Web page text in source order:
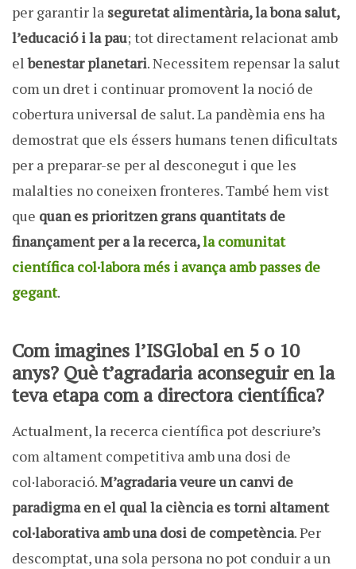
per garantir la seguretat alimentària, la bona salut,
l’educació i la pau; tot directament relacionat amb
elbenestar planetari. Necessitem repensar la salut
com un dret i continuar promovent la noció de
cobertura universal de salut. La pandèmia ens ha
demostrat que els éssers humans tenen dificultats
per a preparar-se per al desconegut i que les
malalties no coneixen fronteres. També hem vist
que quan es prioritzen grans quantitats de
finançament per a la recerca,la comunitat
científica col·labora més i avança amb passes de
gegant.
Com imagines l’ISGlobal en 5 o 10
anys? Què t’agradaria aconseguir en la
teva etapa com a directora científica?
Actualment, la recerca científica pot descriure’s
com altament competitiva amb una dosi de
col·laboració.M’agradaria veure un canvi de
paradigma en el qual la ciència es torni altament
col·laborativa amb una dosi de competència. Per
descomptat, una sola persona no pot conduir a un